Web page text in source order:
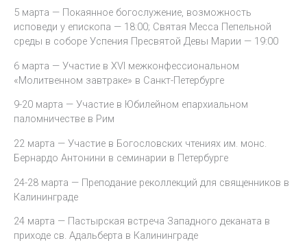
5 марта — Покаянное богослужение, возможность
исповеди у епископа — 18:00; Святая Месса Пепельной
среды в соборе Успения Пресвятой Девы Марии — 19:00
6 марта — Участие в XVI межконфессиональном
«Молитвенном завтраке» в Санкт-Петербурге
9-20 марта — Участие в Юбилейном епархиальном
паломничестве в Рим
22 марта — Участие в Богословских чтениях им. монс.
Бернардо Антонини в семинарии в Петербурге
24-28 марта — Преподание реколлекций для священников в
Калининграде
24 марта — Пастырская встреча Западного деканата в
приходе св. Адальберта в Калининграде